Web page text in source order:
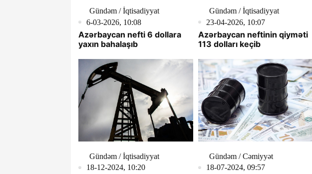
Gündəm / İqtisadiyyat
6-03-2026, 10:08
Azərbaycan nefti 6 dollara
yaxın bahalaşıb
Gündəm / İqtisadiyyat
23-04-2026, 10:07
Azərbaycan neftinin qiyməti
113 dolları keçib
Gündəm / İqtisadiyyat
18-12-2024, 10:20
Gündəm / Cəmiyyət
18-07-2024, 09:57